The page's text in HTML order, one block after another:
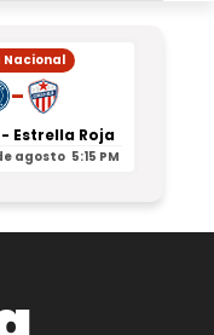
Nacional
-
Estrella Roja
agosto 5:15 PM